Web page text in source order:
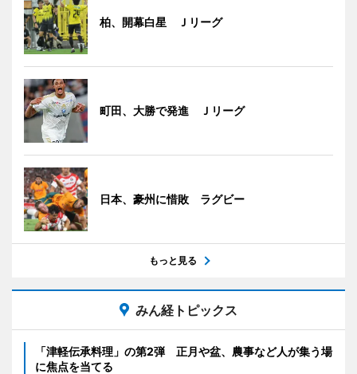
柏、開幕白星 Ｊリーグ
町田、大勝で発進 Ｊリーグ
日本、豪州に惜敗 ラグビー
もっと見る
みん経トピックス
「津軽伝承料理」の第2弾 正月や盆、農事など人が集う場
に焦点を当てる